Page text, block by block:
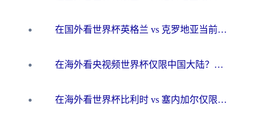
在国外看世界杯英格兰 vs 克罗地亚当前地区不可播放？这篇指南帮你搞定所有海外观赛难题
在海外看央视频世界杯仅限中国大陆？这篇指南帮你解锁中文解说+无卡顿直播
在海外看世界杯比利时 vs 塞内加尔仅限中国大陆？我找到了最流畅的中文解说之路